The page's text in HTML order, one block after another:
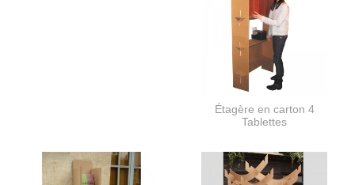
Étagère en carton 4
Tablettes